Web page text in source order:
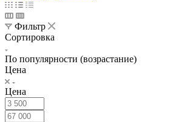
Фильтр
Сортировка
По популярности (возрастание)
Цена
Цена